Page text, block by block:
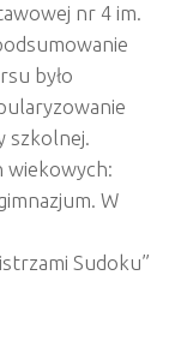
nr 4 im.
było
szkolnej.
wiekowych:
W
Sudoku”